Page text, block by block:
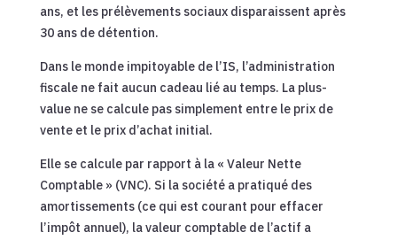
ans, et les prélèvements sociaux disparaissent après
30 ans de détention.
Dans le monde impitoyable de l’IS, l’administration
fiscale ne fait aucun cadeau lié au temps. La plus-
value ne se calcule pas simplement entre le prix de
vente et le prix d’achat initial.
Elle se calcule par rapport à la « Valeur Nette
Comptable » (VNC). Si la société a pratiqué des
amortissements (ce qui est courant pour effacer
l’impôt annuel), la valeur comptable de l’actif a